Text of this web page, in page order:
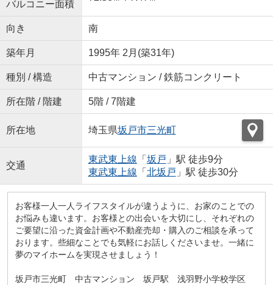
バルコニー面積
向き 南
築年月 1995年 2月(築31年)
種別 / 構造 中古マンション / 鉄筋コンクリート
所在階 / 階建 5階 / 7階建
所在地 埼玉県坂戸市三光町
交通
東武東上線 「 坂戸 」駅 徒歩9分
東武東上線 「 北坂戸 」駅 徒歩30分
お客様一人一人ライフスタイルが違うように、お家のことでの
お悩みも違います。お客様との出会いを大切にし、それぞれの
ご要望に沿った資金計画や不動産売却・購入のご相談を承って
おります。些細なことでも気軽にお話しくださいませ。一緒に
夢のマイホームを実現させましょう！
坂戸市三光町 中古マンション 坂戸駅 浅羽野小学校学区